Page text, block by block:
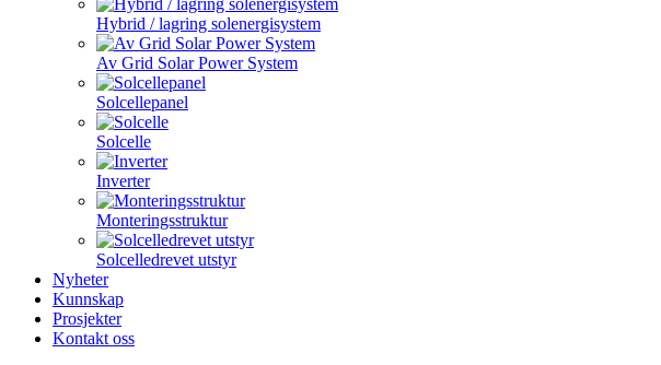
Hybrid / lagring solenergisystem
Av Grid Solar Power System
Solcellepanel
Solcelle
Inverter
Monteringsstruktur
Solcelledrevet utstyr
Nyheter
Kunnskap
Prosjekter
Kontakt oss